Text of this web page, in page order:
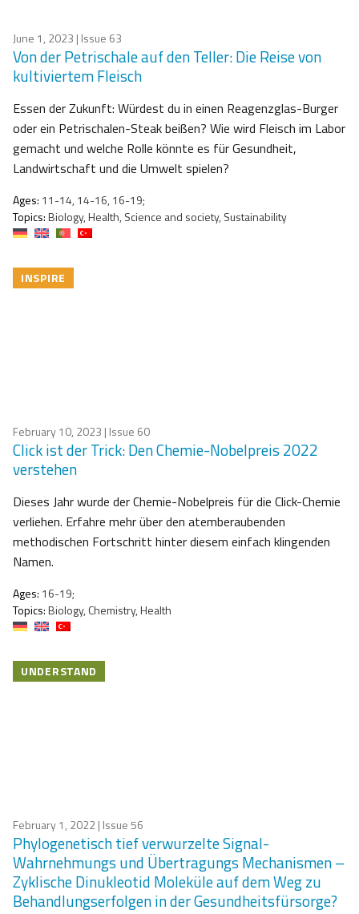
June 1, 2023 | Issue 63
Von der Petrischale auf den Teller: Die Reise von
kultiviertem Fleisch
Essen der Zukunft: Würdest du in einen Reagenzglas-Burger
oder ein Petrischalen-Steak beißen? Wie wird Fleisch im Labor
gemacht und welche Rolle könnte es für Gesundheit,
Landwirtschaft und die Umwelt spielen?
Ages: 11-14, 14-16, 16-19;
Topics:Biology, Health, Science and society, Sustainability
INSPIRE
February 10, 2023 | Issue 60
Click ist der Trick: Den Chemie-Nobelpreis 2022
verstehen
Dieses Jahr wurde der Chemie-Nobelpreis für die Click-Chemie
verliehen. Erfahre mehr über den atemberaubenden
methodischen Fortschritt hinter diesem einfach klingenden
Namen.
Ages: 16-19;
Topics:Biology, Chemistry, Health
UNDERSTAND
February 1, 2022| Issue 56
Phylogenetisch tief verwurzelte Signal-
Wahrnehmungs und Übertragungs Mechanismen –
Zyklische Dinukleotid Moleküle auf dem Weg zu
Behandlungserfolgen in der Gesundheitsfürsorge?